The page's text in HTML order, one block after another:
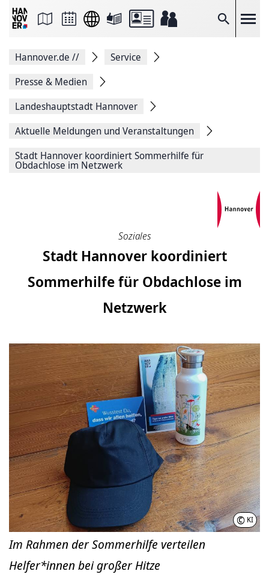
Suche
Seite
Facebook
teilen
Seitenlink
Seite
Hannover.de //
Service
Presse & Medien
Landeshauptstadt Hannover
Aktuelle Meldungen und Veranstaltungen
Stadt Hannover koordiniert Sommerhilfe für
Obdachlose im Netzwerk
Soziales
Stadt Hannover koordiniert
Sommerhilfe für Obdachlose im
Netzwerk
© KI
Im Rahmen der Sommerhilfe verteilen
Helfer*innen bei großer Hitze